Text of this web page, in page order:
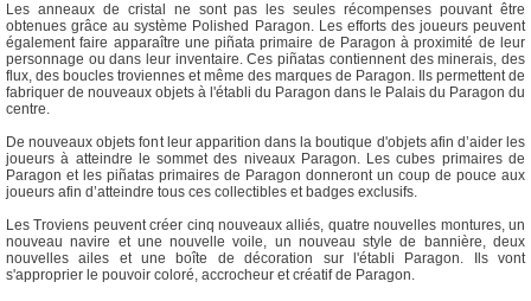
Les anneaux de cristal ne sont pas les seules récompenses pouvant être
obtenues grâce au système Polished Paragon. Les efforts des joueurs peuvent
également faire apparaître une piñata primaire de Paragon à proximité de leur
personnage ou dans leur inventaire. Ces piñatas contiennent des minerais, des
flux, des boucles troviennes et même des marques de Paragon. Ils permettent de
fabriquer de nouveaux objets à l'établi du Paragon dans le Palais du Paragon du
centre.
De nouveaux objets font leur apparition dans la boutique d'objets afin d’aider les
joueurs à atteindre le sommet des niveaux Paragon. Les cubes primaires de
Paragon et les piñatas primaires de Paragon donneront un coup de pouce aux
joueurs afin d’atteindre tous ces collectibles et badges exclusifs.
Les Troviens peuvent créer cinq nouveaux alliés, quatre nouvelles montures, un
nouveau navire et une nouvelle voile, un nouveau style de bannière, deux
nouvelles ailes et une boîte de décoration sur l'établi Paragon. Ils vont
s'approprier le pouvoir coloré, accrocheur et créatif de Paragon.